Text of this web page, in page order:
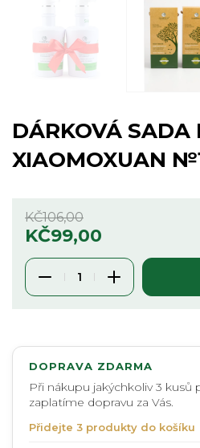
DÁRKOVÁ SADA
XIAOMOXUAN
KČ106,00
KČ99,00
DOPRAVA ZDARMA
Při nákupu jakýchkoliv 3
zaplatíme dopravu za Vás.
Přidejte 3 produkty do košíku